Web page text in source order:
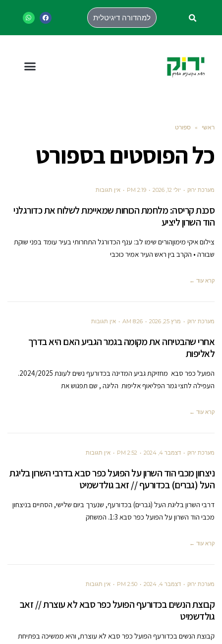
למהדורה דיגיטלית
ראשי » ספורט
כל הפוסטים בספורט
מערכת ירוק יולי 12, 2026 2:19 PM אין תגובות
סכנת קריסה: מלחמת הכוחות שמאיימת לשלוח את כדורגלני
הוד השרון ליציע
צילום איקי מימוןהורים שימו לב: ענף הכדורגל התחרותי בעיר עומד בפני שוקת
שבורה • הקרב בין ראש העיר אמיר כוכבי
קרא עוד ←
מערכת ירוק מרץ 25, 2026 8:26 AM אין תגובות
אחרי שהבטיחה את מקומה בגמר הגביע האם היא בדרך
לאליפות
הפועל כפר סבא מחזיקת גביע המדינה בכדורעף נשים לעונת 2024/2025.
העפילה לחצי גמר הפליאוף אליפות הליגה , שם תפגוש את
קרא עוד ←
מערכת ירוק דצמבר 4, 2024 2:52 PM אין תגובות
ניצחון מכבי הוד השרון על הפועל כפר סבא בדרבי השרון בליגת
העל (גברים) בכדורעף // זאב גולדשמיט
דרבי השרון בליגת העל (גברים) בכדורעף, שנערך ביום שלישי, הסתיים בניצחון
מכבי הוד השרון על הפועל כפר סבא 1:3. המשחק
קרא עוד ←
מערכת ירוק דצמבר 4, 2024 2:50 PM אין תגובות
קבוצת הנשים בכדורעף הפועל כפר סבא לא עוצרת // זאב
גולדשמיט
קבוצת הנשים בכדורעף הפועל כפר סבא לא עוצרת, והיא ממשיכה בפתיחת